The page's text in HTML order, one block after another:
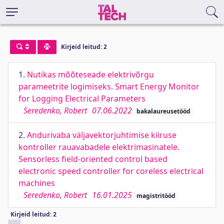
Kirjeid leitud: 2
1. Nutikas mõõteseade elektrivõrgu
parameetrite logimiseks. Smart Energy Monitor
for Logging Electrical Parameters
Seredenko, Robert 07.06.2022 bakalaureusetööd
2. Andurivaba väljavektorjuhtimise kiiruse
kontroller rauavabadele elektrimasinatele.
Sensorless field-oriented control based
electronic speed controller for coreless electrical
machines
Seredenko, Robert 16.01.2025 magistritööd
Kirjeid leitud: 2